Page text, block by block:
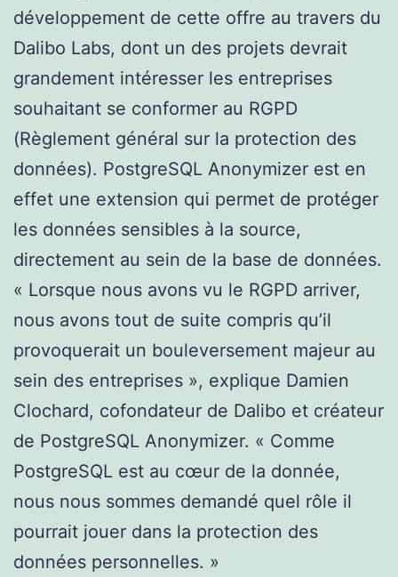
développement de cette offre au travers du
Dalibo Labs, dont un des projets devrait
grandement intéresser les entreprises
souhaitant se conformer au RGPD
(Règlement général sur la protection des
données). PostgreSQL Anonymizer est en
effet une extension qui permet de protéger
les données sensibles à la source,
directement au sein de la base de données.
« Lorsque nous avons vu le RGPD arriver,
nous avons tout de suite compris qu’il
provoquerait un bouleversement majeur au
sein des entreprises », explique Damien
Clochard, cofondateur de Dalibo et créateur
de PostgreSQL Anonymizer. « Comme
PostgreSQL est au cœur de la donnée,
nous nous sommes demandé quel rôle il
pourrait jouer dans la protection des
données personnelles. »